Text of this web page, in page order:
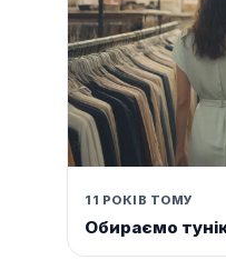
11 РОКІВ ТОМУ
Обираємо